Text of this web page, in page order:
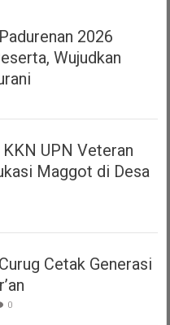
2026
Wujudkan
UPN Veteran
Maggot di Desa
Cetak Generasi
0